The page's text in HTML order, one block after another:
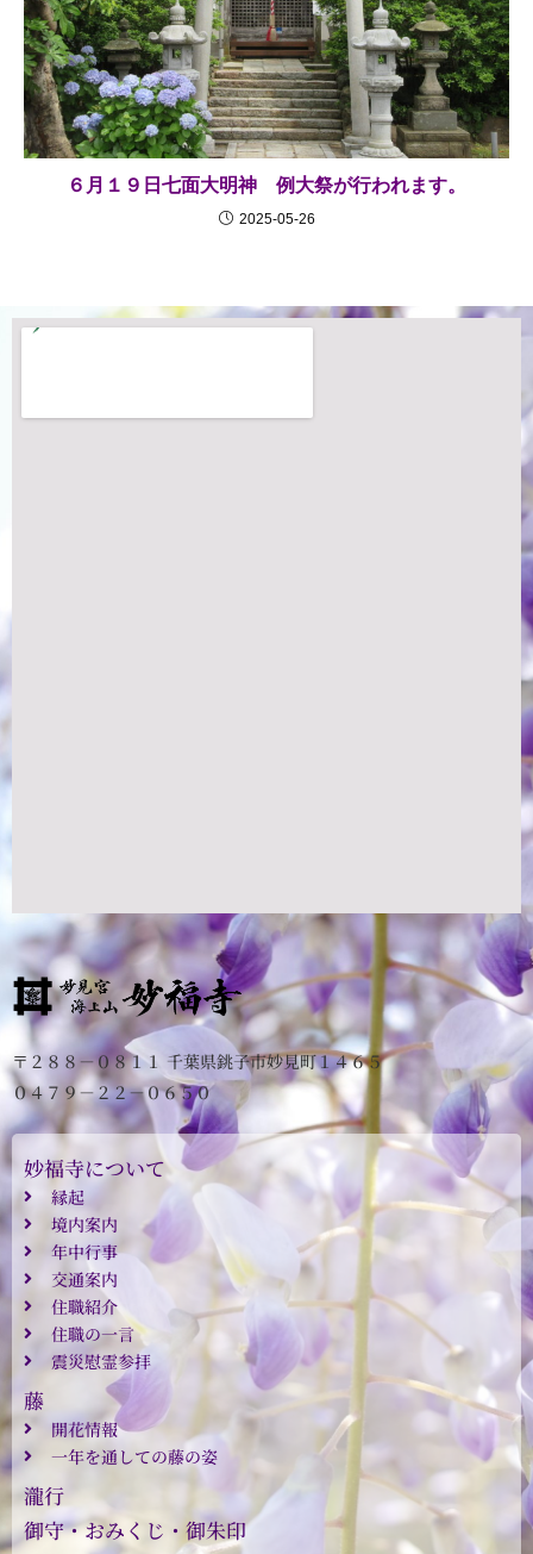
６月１９日七面大明神 例大祭が行われます。
2025-05-26
〒２８８－０８１１ 千葉県銚子市妙見町１４６５
０４７９－２２－０６５０
妙福寺について
縁起
境内案内
年中行事
交通案内
住職紹介
住職の一言
震災慰霊参拝
藤
開花情報
一年を通しての藤の姿
瀧行
御守・おみくじ・御朱印